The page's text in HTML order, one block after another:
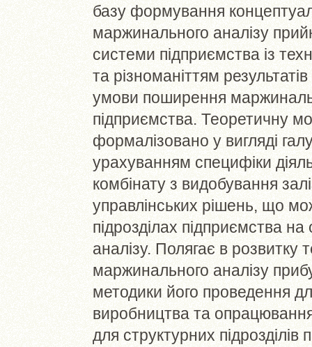
базу формування
маржинального аналізу
системи підприємства із
та різноманіттям
умови поширення
підприємства. Теоретичну
формалізовано у вигляді
урахуванням специфіки
комбінату з видобування
управлінських рішень, що
підрозділах підприємства
аналізу. Полягає в розвитку
маржинального аналізу
методики його проведення
виробництва та
для структурних